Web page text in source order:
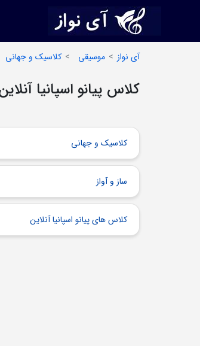
آی نواز موسیقی کلاسیک و جهانی
کلاس پیانو اسپانیا
کلاسیک و جهانی
ساز و آواز
کلاس های پیانو اسپانیا آنلاین